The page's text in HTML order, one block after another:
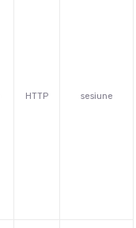
HTTP sesiune